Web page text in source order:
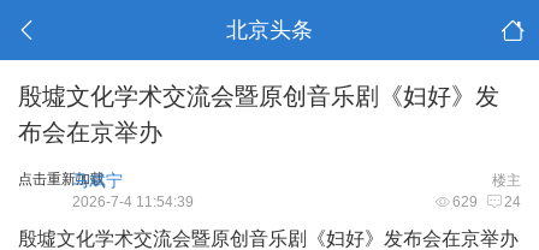
北京头条
殷墟文化学术交流会暨原创音乐剧《妇好》发
布会在京举办
点击重新加载 楼主
马斌宁
629 24
2026-7-4 11:54:39
殷墟文化学术交流会暨原创音乐剧《妇好》发布会在京举办